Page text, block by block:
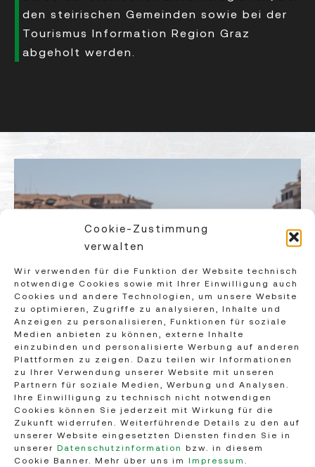
Cookie-Zustimmung
verwalten
Wir verwenden für die Funktion der Website technisch
notwendige Cookies sowie mit Ihrer Einwilligung auch
Cookies und andere Technologien, um unsere Website
zu optimieren, Zugriffe zu analysieren, Inhalte und
Anzeigen zu personalisieren, Funktionen für soziale
Medien anbieten zu können, externe Inhalte
einzubinden und personalisierte Werbung auf anderen
Plattformen zu zeigen. Dazu teilen wir Informationen
zu Ihrer Verwendung unserer Website mit unseren
Partnern für soziale Medien, Werbung und Analysen.
Ihre Einwilligung zu technisch nicht notwendigen
Cookies können Sie jederzeit mit Wirkung für die
Zukunft widerrufen. Weiterführende Details zu den auf
unserer Website eingesetzten Diensten finden Sie in
unserer Datenschutzinformation
bzw. in diesem
Cookie Banner. Mehr über uns im Impressum
© Kerstin Puschnik
den steirischen Gemeinden sowie bei der
Tourismus Information Region Graz
abgeholt werden.